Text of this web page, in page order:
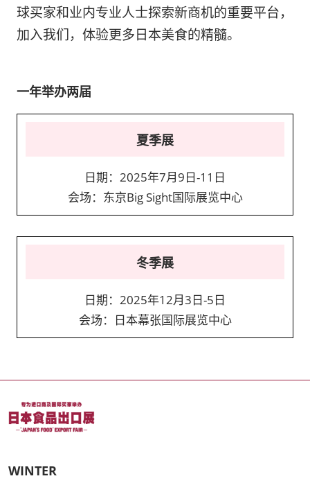
球买家和业内专业人士探索新商机的重要平台，
加入我们，体验更多日本美食的精髓。
一年举办两届
夏季展
日期：2025年7月9日-11日
会场：东京Big Sight国际展览中心
冬季展
日期：2025年12月3日-5日
会场：日本幕张国际展览中心
WINTER